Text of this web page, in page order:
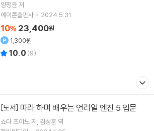
양정윤저
에이콘출판사
2024.5.31.
10% 23,400원
1,300원
10.0 (9)
[도서] 따라 하며 배우는 언리얼 엔진 5 입문
쇼다 츠야노 저 김성훈 역